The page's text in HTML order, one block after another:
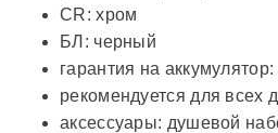
CR: хром
БЛ: черный
гарантия на аккумулятор:
рекомендуется для всех
аксессуары: душевой